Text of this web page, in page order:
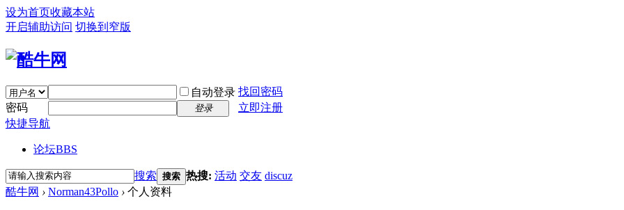
设为首页收藏本站
开启辅助访问 切换到窄版
自动登录 找回密码
密码
登录
立即注册
快捷导航
论坛BBS
搜索 搜索 热搜: 活动 交友 discuz
酷牛网 › Norman43Pollo › 个人资料